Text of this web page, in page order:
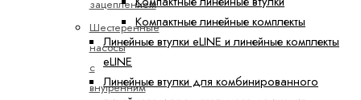
зацеплением
Шестеренные
насосы
с
внутренним
Компактные линейные комплекты
Линейные втулки eLINE и линейные комплекты
eLINE
Линейные втулки для комбинированного